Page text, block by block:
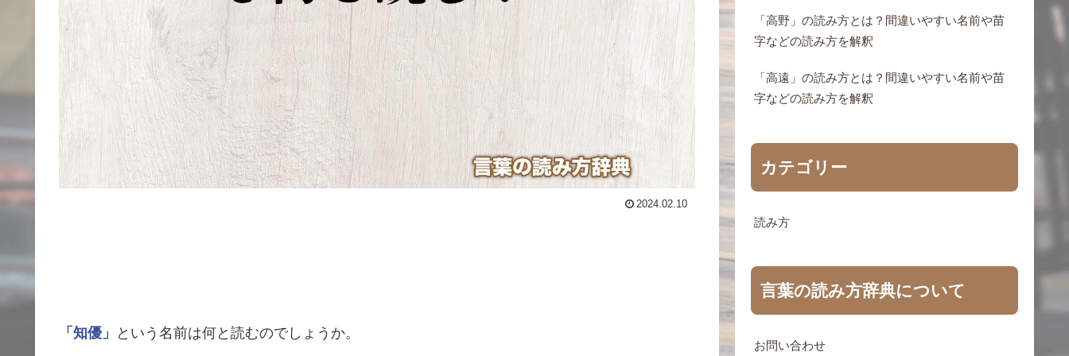
2024.02.10
「知優」 という名前は何と読むのでしょうか。
「高野」の読み方とは？間違いやすい名前や苗
字などの読み方を解釈
「高遠」の読み方とは？間違いやすい名前や苗
字などの読み方を解釈
カテゴリー
読み方
言葉の読み方辞典について
お問い合わせ